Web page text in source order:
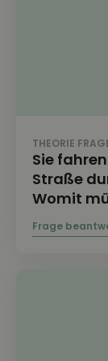
THEORIE
Sie
Straße
Womit